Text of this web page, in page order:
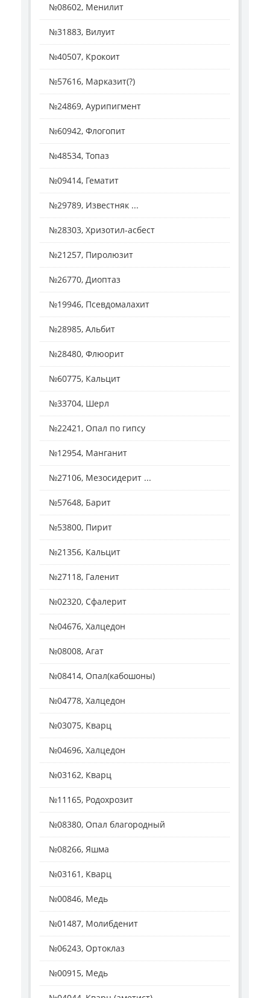
№08602, Менилит
№31883, Вилуит
№40507, Крокоит
№57616, Марказит(?)
№24869, Аурипигмент
№60942, Флогопит
№48534, Топаз
№09414, Гематит
№29789, Известняк ...
№28303, Хризотил-асбест
№21257, Пиролюзит
№26770, Диоптаз
№19946, Псевдомалахит
№28985, Альбит
№28480, Флюорит
№60775, Кальцит
№33704, Шерл
№22421, Опал по гипсу
№12954, Манганит
№27106, Мезосидерит ...
№57648, Барит
№53800, Пирит
№21356, Кальцит
№27118, Галенит
№02320, Сфалерит
№04676, Халцедон
№08008, Агат
№08414, Опал(кабошоны)
№04778, Халцедон
№03075, Кварц
№04696, Халцедон
№03162, Кварц
№11165, Родохрозит
№08380, Опал благородный
№08266, Яшма
№03161, Кварц
№00846, Медь
№01487, Молибденит
№06243, Ортоклаз
№00915, Медь